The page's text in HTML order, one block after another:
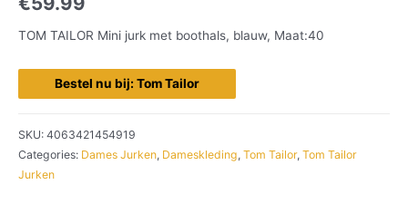
TOM TAILOR Mini jurk met boothals, blauw, Maat:40
Bestel nu bij: Tom Tailor
SKU: 4063421454919
Categories: Dames Jurken, Dameskleding, Tom Tailor, Tom Tailor
Jurken